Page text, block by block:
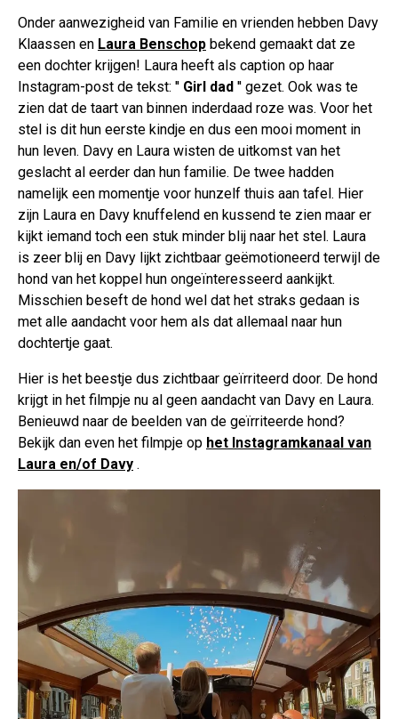
Onder aanwezigheid van Familie en vrienden hebben Davy
Klaassen en Laura Benschop bekend gemaakt dat ze
een dochter krijgen! Laura heeft als caption op haar
Instagram-post de tekst: '' Girl dad '' gezet. Ook was te
zien dat de taart van binnen inderdaad roze was. Voor het
stel is dit hun eerste kindje en dus een mooi moment in
hun leven. Davy en Laura wisten de uitkomst van het
geslacht al eerder dan hun familie. De twee hadden
namelijk een momentje voor hunzelf thuis aan tafel. Hier
zijn Laura en Davy knuffelend en kussend te zien maar er
kijkt iemand toch een stuk minder blij naar het stel. Laura
is zeer blij en Davy lijkt zichtbaar geëmotioneerd terwijl de
hond van het koppel hun ongeïnteresseerd aankijkt.
Misschien beseft de hond wel dat het straks gedaan is
met alle aandacht voor hem als dat allemaal naar hun
dochtertje gaat.
Hier is het beestje dus zichtbaar geïrriteerd door. De hond
krijgt in het filmpje nu al geen aandacht van Davy en Laura.
Benieuwd naar de beelden van de geïrriteerde hond?
Bekijk dan even het filmpje op het Instagramkanaal van
Laura en/of Davy .